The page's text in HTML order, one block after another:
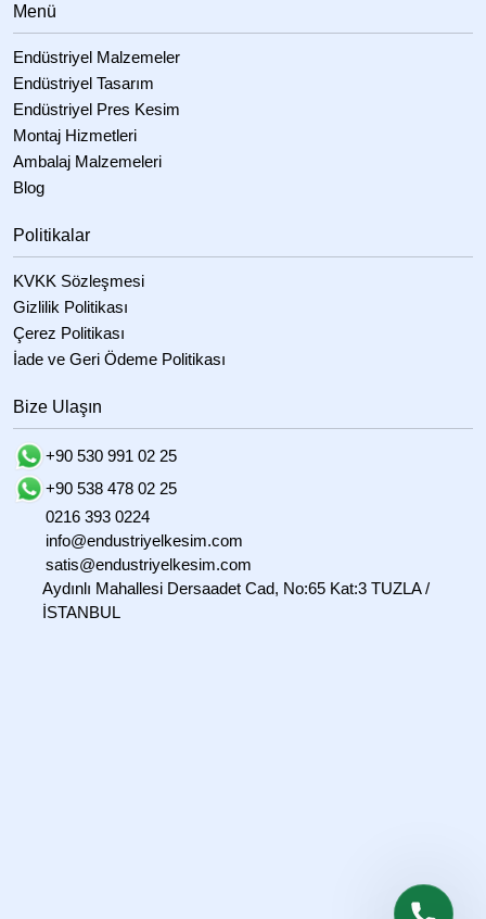
Menü
Endüstriyel Malzemeler
Endüstriyel Tasarım
Endüstriyel Pres Kesim
Montaj Hizmetleri
Ambalaj Malzemeleri
Blog
Politikalar
KVKK Sözleşmesi
Gizlilik Politikası
Çerez Politikası
İade ve Geri Ödeme Politikası
Bize Ulaşın
+90 530 991 02 25
+90 538 478 02 25
0216 393 0224
info@endustriyelkesim.com
satis@endustriyelkesim.com
Aydınlı Mahallesi Dersaadet Cad, No:65 Kat:3 TUZLA /
İSTANBUL